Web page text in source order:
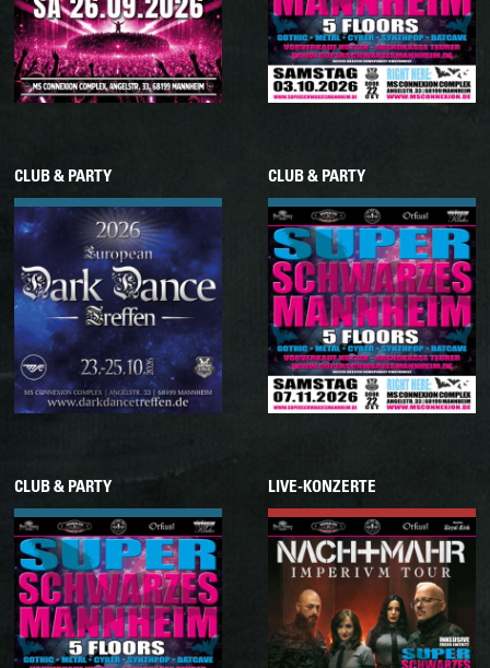
CLUB & PARTY
Freitag23.10.2026
EUROPEAN DARK DANCE
TREFFEN 2026
CLUB & PARTY
Samstag
07.11.2026
SUPER SCHWARZES
MANNHEIM
CLUB & PARTY
Samstag
05.12.2026
SUPER SCHWARZES
MANNHEIM
LIVE-KONZERTE
Samstag05.12.2026
NACHTMAHR • TOUR
2026 • INKL. SSM